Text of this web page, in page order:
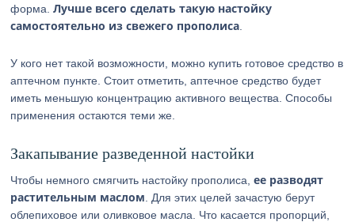
форма.Лучше всего сделать такую настойку
самостоятельно из свежего прополиса
У кого нет такой возможности, можно купить готовое средство в
аптечном пункте. Стоит отметить, аптечное средство будет
иметь меньшую концентрацию активного вещества. Способы
применения остаются теми же.
Закапывание разведенной настойки
Чтобы немного смягчить настойку прополиса,ее разводят
растительным маслом . Для этих целей зачастую берут
облепиховое или оливковое масла. Что касается пропорций,